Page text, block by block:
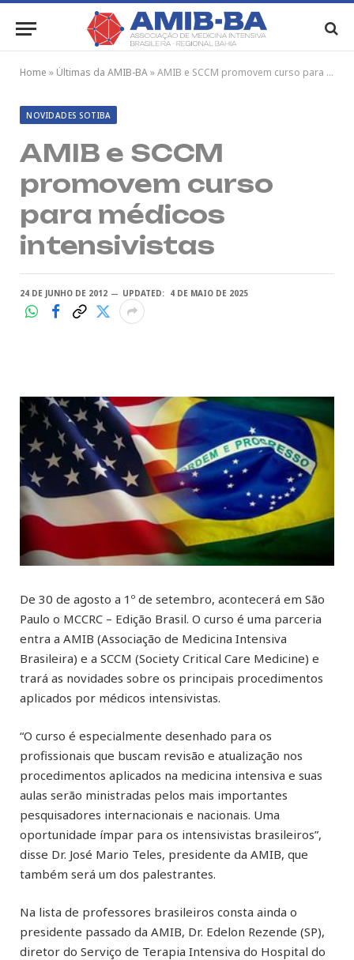
Home » Últimas da AMIB-BA»AMIB e SCCM promovem curso para médicos intensivistas
NOVIDADES SOTIBA
AMIB e SCCM
promovem curso
para médicos
intensivistas
24 DE JUNHO DE 2012 UPDATED: 4 DE MAIO DE 2025
De 30 de agosto a 1º de setembro, acontecerá em São
Paulo o MCCRC – Edição Brasil. O curso é uma parceria
entra a AMIB (Associação de Medicina Intensiva
Brasileira) e a SCCM (Society Critical Care Medicine) e
trará as novidades sobre os principais procedimentos
aplicados por médicos intensivistas.
“O curso é especialmente desenhado para os
profissionais que buscam revisão e atualização nos
procedimentos aplicados na medicina intensiva e suas
aulas serão ministradas pelos mais importantes
pesquisadores internacionais e nacionais. Uma
oportunidade ímpar para os intensivistas brasileiros”,
disse Dr. José Mario Teles, presidente da AMIB, que
também será um dos palestrantes.
Na lista de professores brasileiros consta ainda o
presidente passado da AMIB, Dr. Edelon Rezende (SP),
diretor do Serviço de Terapia Intensiva do Hospital do